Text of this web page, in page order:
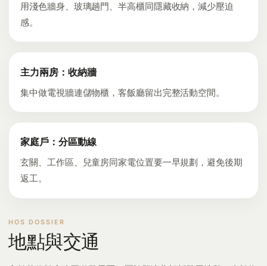
用淺色牆身、玻璃趟門、半高櫃同隱藏收納，減少壓迫
感。
主力兩房：收納牆
集中做電視牆連儲物櫃，客飯廳留出完整活動空間。
家庭戶：分區動線
玄關、工作區、兒童房同家電位置要一早規劃，避免後期
返工。
地點與交通